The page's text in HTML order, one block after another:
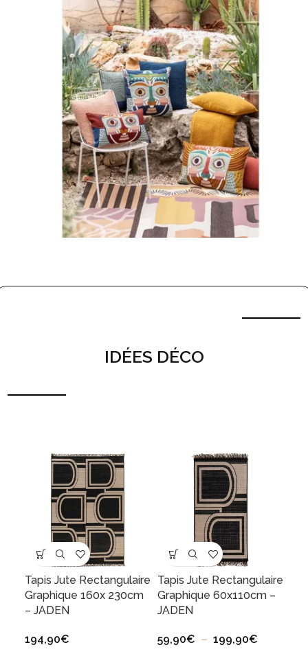
IDÉES DÉCO
Tapis Jute Rectangulaire
Graphique 160x 230cm
– JADEN
194,90€
Tapis Jute Rectangulaire
Graphique 60x110cm –
JADEN
59,90€ – 199,90€